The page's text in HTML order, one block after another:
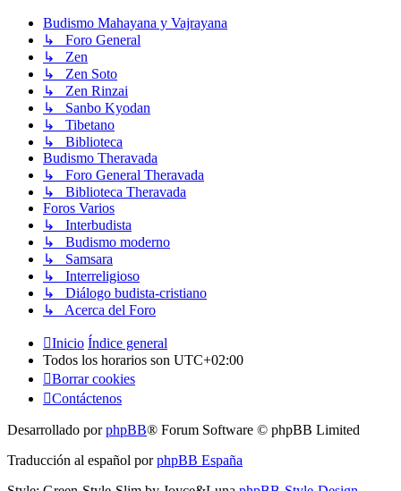
Budismo Mahayana y Vajrayana
↳ Foro General
↳ Zen
↳ Zen Soto
↳ Zen Rinzai
↳ Sanbo Kyodan
↳ Tibetano
↳ Biblioteca
Budismo Theravada
↳ Foro General Theravada
↳ Biblioteca Theravada
Foros Varios
↳ Interbudista
↳ Budismo moderno
↳ Samsara
↳ Interreligioso
↳ Diálogo budista-cristiano
↳ Acerca del Foro
Inicio Índice general
Todos los horarios son UTC+02:00
Borrar cookies
Contáctenos
Desarrollado porphpBB® Forum Software © phpBB Limited
Traducción al español porphpBB España